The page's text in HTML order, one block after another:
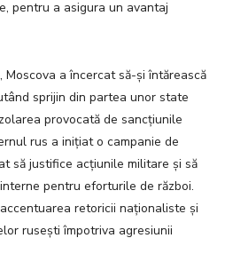
pentru a asigura un avantaj
Moscova a încercat să-și întărească
sprijin din partea unor state
provocată de sancțiunile
rus a inițiat o campanie de
să justifice acțiunile militare și să
pentru eforturile de război.
retoricii naționaliste și
rusești împotriva agresiunii